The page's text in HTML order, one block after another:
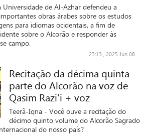
de Al-Azhar defendeu a
obras árabes sobre os estudos
para idiomas ocidentais, a fim de
sobre o Alcorão e responder às
campo.
23:13 , 2025 Jun 08
Recitação da décima quinta
parte do Alcorão na voz de
Qasim Razi'i + voz
Teerã-Iqna - Você ouve a recitação do
décimo quinto volume do Alcorão Sagrado
do nosso país?